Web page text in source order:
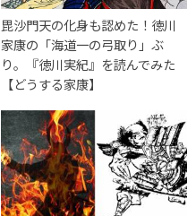
毘沙門天の化身も認めた！徳川
家康の「海道一の弓取り」ぶ
り。『徳川実紀』を読んでみた
【どうする家康】